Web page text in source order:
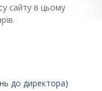
сайту в цьому
до директора)